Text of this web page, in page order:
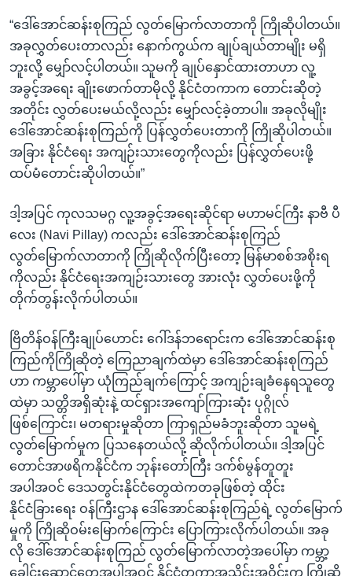
“ဒေါ်အောင်ဆန်းစုကြည် လွတ်မြောက်လာတာကို ကြိုဆိုပါတယ်။
အခုလွှတ်ပေးတာလည်း နောက်ကွယ်က ချုပ်ချယ်တာမျိုး မရှိ
ဘူးလို့ မျှော်လင့်ပါတယ်။ သူမကို ချုပ်နှောင်ထားတာဟာ လူ့
အခွင့်အရေး ချိုးဖောက်တာမိုလို့ နိုင်ငံတကာက တောင်းဆိုတဲ့
အတိုင်း လွှတ်ပေးမယ်လို့လည်း မျှော်လင့်ခဲ့တာပါ။ အခုလိုမျိုး
ဒေါ်အောင်ဆန်းစုကြည်ကို ပြန်လွှတ်ပေးတာကို ကြိုဆိုပါတယ်။
အခြား နိုင်ငံရေး အကျဉ်းသားတွေကိုလည်း ပြန်လွှတ်ပေးဖို့
ထပ်မံတောင်းဆိုပါတယ်။”
ဒါ့အပြင် ကုလသမဂ္ဂ လူ့အခွင့်အရေးဆိုင်ရာ မဟာမင်ကြီး နာဗီ ပီ
လေး (Navi Pillay) ကလည်း ဒေါ်အောင်ဆန်းစုကြည်
လွတ်မြောက်လာတာကို ကြိုဆိုလိုက်ပြီးတော့ မြန်မာစစ်အစိုးရ
ကိုလည်း နိုင်ငံရေးအကျဉ်းသားတွေ အားလုံး လွှတ်ပေးဖို့ကို
တိုက်တွန်းလိုက်ပါတယ်။
ဗြိတိန်ဝန်ကြီးချုပ်ဟောင်း ဂေါ်ဒန်ဘရောင်းက ဒေါ်အောင်ဆန်းစု
ကြည်ကိုကြိုဆိုတဲ့ ကြေညာချက်ထဲမှာ ဒေါ်အောင်ဆန်းစုကြည်
ဟာ ကမ္ဘာပေါ်မှာ ယုံကြည်ချက်ကြောင့် အကျဉ်းချခံနေရသူတွေ
ထဲမှာ သတ္တိအရှိဆုံးနဲ့ ထင်ရှားအကျော်ကြားဆုံး ပုဂ္ဂိုလ်
ဖြစ်ကြောင်း၊ မတရားမှုဆိုတာ ကြာရှည်မခံဘူးဆိုတာ သူမရဲ့
လွတ်မြောက်မှုက ပြသနေတယ်လို့ ဆိုလိုက်ပါတယ်။ ဒါ့အပြင်
တောင်အာဖရိကနိုင်ငံက ဘုန်းတော်ကြီး ဒက်စ်မွန်တူတူး
အပါအဝင် ဒေသတွင်းနိုင်ငံတွေထဲကတခုဖြစ်တဲ့ ထိုင်း
နိုင်ငံခြားရေး ဝန်ကြီးဌာန ဒေါ်အောင်ဆန်းစုကြည်ရဲ့ လွတ်မြောက်
မှုကို ကြိုဆိုဝမ်းမြောက်ကြောင်း ပြောကြားလိုက်ပါတယ်။ အခု
လို ဒေါ်အောင်ဆန်းစုကြည် လွတ်မြောက်လာတဲ့အပေါ်မှာ ကမ္ဘာ့
ခေါင်းဆောင်တွေအပါအဝင် နိုင်ငံတကာအသိုင်းအဝိုင်းက ကြိုဆို